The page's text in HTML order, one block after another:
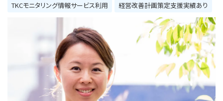
TKCモニタリング情報サービス利用
経営改善計画策定支援実績あり